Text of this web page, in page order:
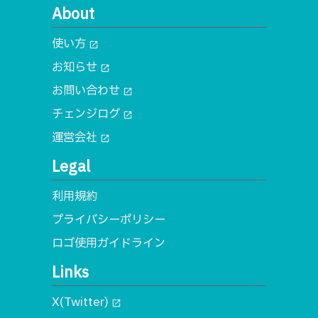
About
使い方 open_in_new
お知らせ open_in_new
お問い合わせ open_in_new
チェンジログ open_in_new
運営会社 open_in_new
Legal
利用規約
プライバシーポリシー
ロゴ使用ガイドライン
Links
X(Twitter) open_in_new